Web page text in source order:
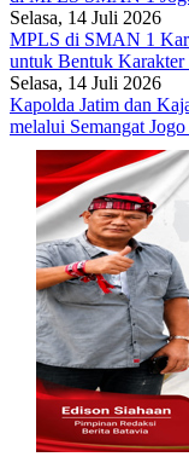
Selasa, 14 Juli 2026
MPLS di SMAN 1
untuk Bentuk Karakter
Selasa, 14 Juli 2026
Kapolda Jatim dan
melalui Semangat